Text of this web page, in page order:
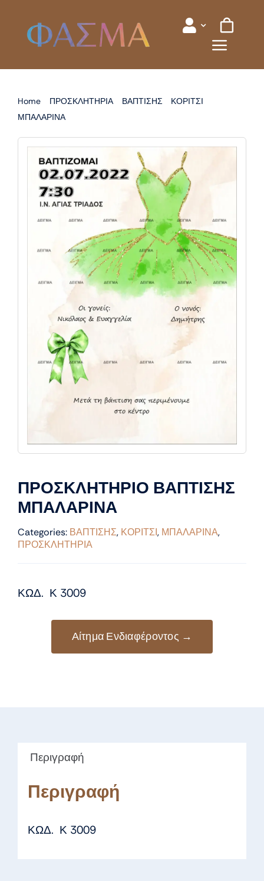
content
Home ΠΡΟΣΚΛΗΤΗΡΙΑ ΒΑΠΤΙΣΗΣ
ΚΟΡΙΤΣΙ
ΜΠΑΛΑΡΙΝΑ
ΠΡΟΣΚΛΗΤΗΡΙΟ ΒΑΠΤΙΣΗΣ
ΜΠΑΛΑΡΙΝΑ
Categories: ΒΑΠΤΙΣΗΣ, ΚΟΡΙΤΣΙ, ΜΠΑΛΑΡΙΝΑ,
ΠΡΟΣΚΛΗΤΗΡΙΑ
ΚΩΔ. Κ 3009
Αίτημα Ενδιαφέροντος →
Περιγραφή
Περιγραφή
ΚΩΔ. Κ 3009